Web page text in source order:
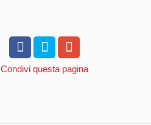
Condivi questa pagina